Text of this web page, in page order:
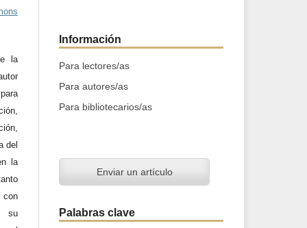
la
del
la
con
su
Información
Para lectores/as
Para autores/as
Para bibliotecarios/as
Enviar un artículo
Palabras clave